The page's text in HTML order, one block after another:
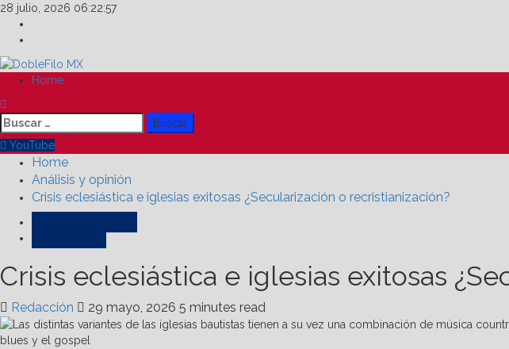
Skip
content
28 julio, 2026 06:22:58
PrimaryHome
Buscar:
YouTube
Home
Análisis y opinión
Crisis eclesiástica e iglesias exitosas ¿Secularización o recristianización?
Crisis eclesiástica e iglesias exitosas
Redacción 29 mayo, 2026 5 minutes read